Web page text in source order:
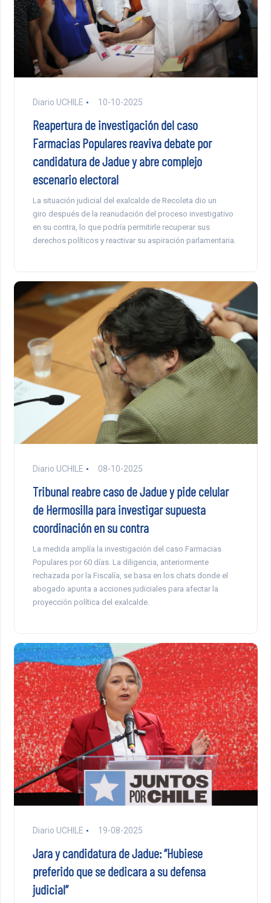
Diario UCHILE 10-10-2025
Reapertura de investigación del caso
Farmacias Populares reaviva debate por
candidatura de Jadue y abre complejo
escenario electoral
La situación judicial del exalcalde de Recoleta dio un
giro después de la reanudación del proceso investigativo
en su contra, lo que podría permitirle recuperar sus
derechos políticos y reactivar su aspiración parlamentaria.
Diario UCHILE 08-10-2025
Tribunal reabre caso de Jadue y pide celular
de Hermosilla para investigar supuesta
coordinación en su contra
La medida amplía la investigación del caso Farmacias
Populares por 60 días. La diligencia, anteriormente
rechazada por la Fiscalía, se basa en los chats donde el
abogado apunta a acciones judiciales para afectar la
proyección política del exalcalde.
Diario UCHILE 19-08-2025
Jara y candidatura de Jadue: “Hubiese
preferido que se dedicara a su defensa
judicial”